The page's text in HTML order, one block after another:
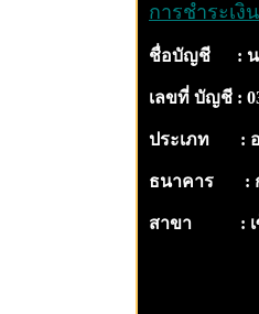
การชำระเงิน
ชื่อบัญชี : น
เลขที่ บัญชี :
ประเภท : อ
ธนาคาร :
สาขา : เซ็